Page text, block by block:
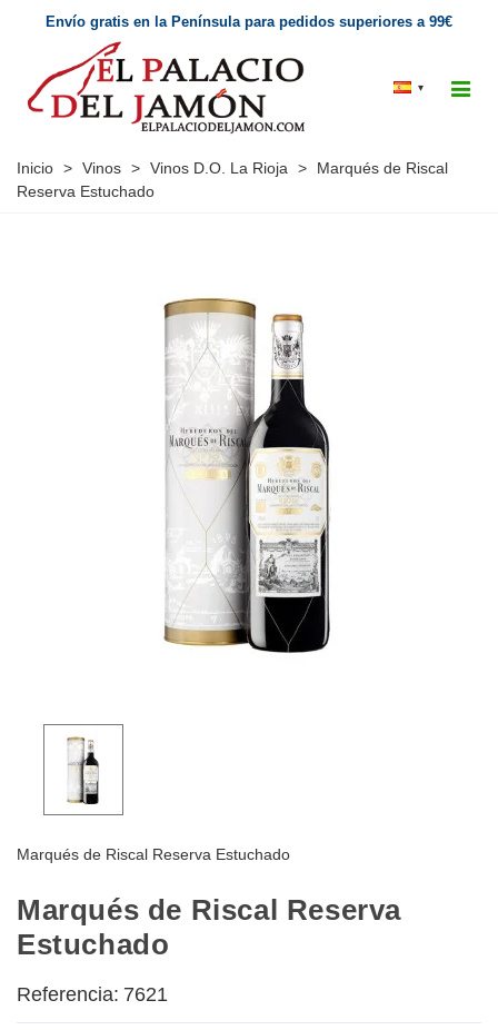
Envío gratis en la Península para pedidos superiores a 99€
▾
Inicio > Vinos > Vinos D.O. La Rioja >
Marqués de Riscal
Reserva Estuchado
Marqués de Riscal Reserva Estuchado
Marqués de Riscal Reserva
Estuchado
Referencia: 7621